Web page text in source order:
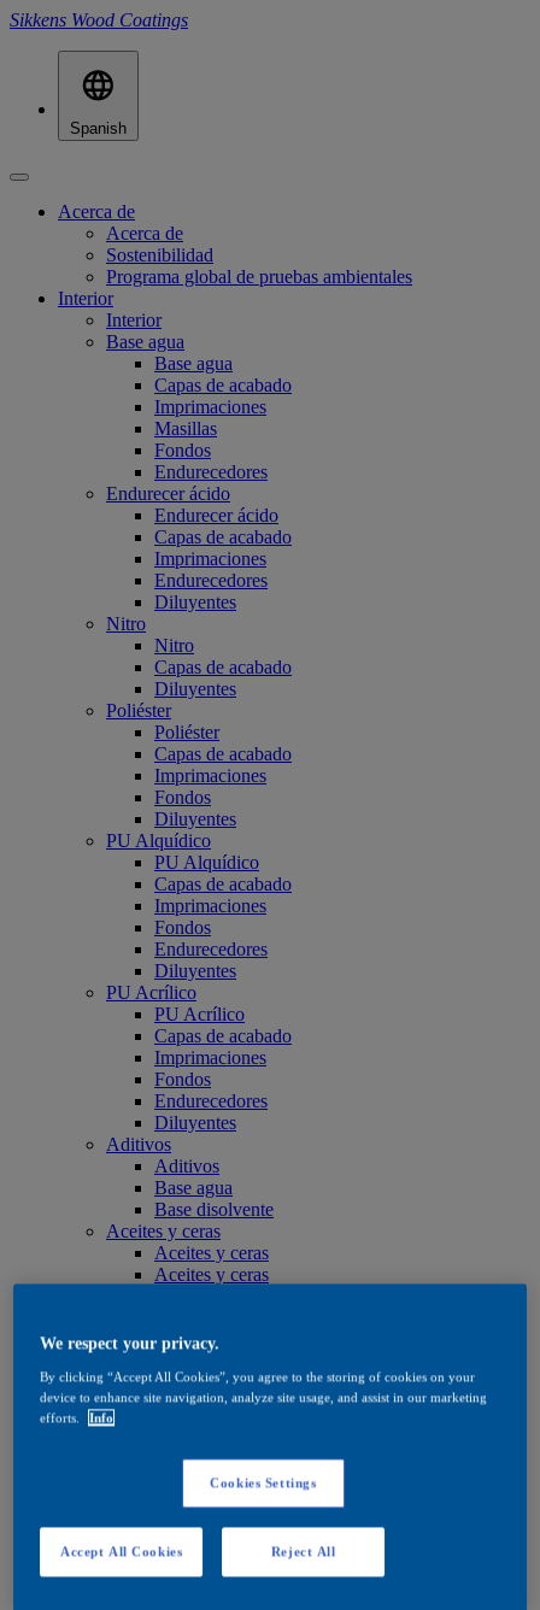
Sikkens Wood Coatings
Spanish
Acerca de
Acerca de
Sostenibilidad
Programa global de pruebas ambientales
Interior
Interior
Base agua
Base agua
Capas de acabado
Imprimaciones
Masillas
Fondos
Endurecedores
Endurecer ácido
Endurecer ácido
Capas de acabado
Imprimaciones
Endurecedores
Diluyentes
Nitro
Nitro
Capas de acabado
Diluyentes
Poliéster
Poliéster
Capas de acabado
Imprimaciones
Fondos
Diluyentes
PU Alquídico
PU Alquídico
Capas de acabado
Imprimaciones
Fondos
Endurecedores
Diluyentes
PU Acrílico
PU Acrílico
Capas de acabado
Imprimaciones
Fondos
Endurecedores
Diluyentes
Aditivos
Aditivos
Base agua
Base disolvente
Aceites y ceras
Aceites y ceras
Aceites y ceras
Base agua
Aceites y ceras
Productos de tinte
Quick Search
Buscador de productos
Exterior
Exterior
We respect your privacy.
By clicking “Accept All Cookies”, you agree to the storing of cookies on your
device to enhance site navigation, analyze site usage, and assist in our marketing
efforts.
Info
Cookies Settings
Reject All
Accept All Cookies